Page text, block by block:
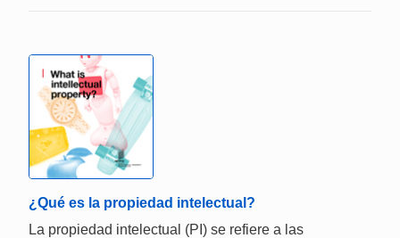
¿Qué es la propiedad intelectual?
La propiedad intelectual (PI) se refiere a las